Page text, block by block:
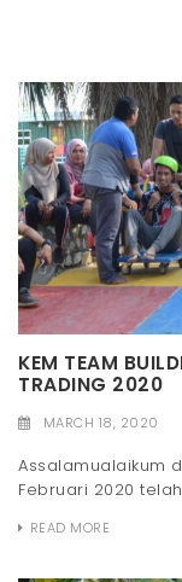
KEM TEAM
TRADING 2020
MARCH 18, 2020
Assalamualaikum
Februari 2020
READ MORE